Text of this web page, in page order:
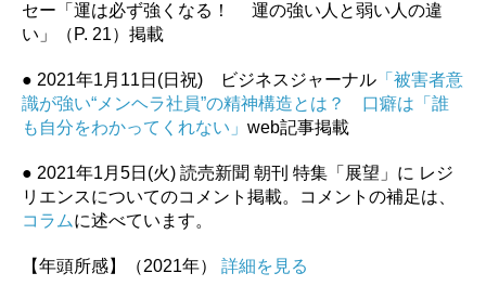
セー「運は必ず強くなる！ 運の強い人と弱い人の違
い」（P. 21）掲載
● 2021年1月11日(日祝) ビジネスジャーナル 「被害者意
識が強い“メンヘラ社員”の精神構造とは？ 口癖は「誰
も自分をわかってくれない」 web記事掲載
● 2021年1月5日(火) 読売新聞 朝刊 特集「展望」に レジ
リエンスについてのコメント掲載。コメントの補足は、
コラムに述べています。
【年頭所感】（2021年） 詳細を見る